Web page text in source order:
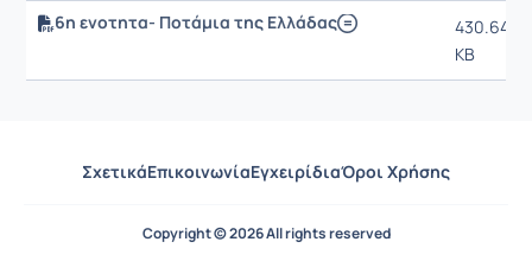
6η ενοτητα- Ποτάμια της Ελλάδας
430.64
KB
ΣχετικάΕπικοινωνίαΕγχειρίδιαΌροι Χρήσης
Copyright © 2026 All rights reserved